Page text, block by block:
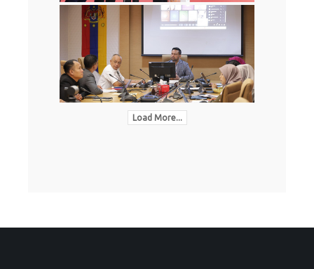
Load More...